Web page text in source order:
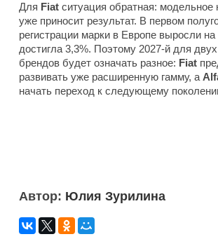
Для Fiat ситуация обратная: модельное
уже приносит результат. В первом
регистрации марки в Европе выросли
достигла 3,3%. Поэтому 2027-й для
брендов будет означать разное: Fiat
развивать уже расширенную гамму, а
начать переход к следующему
Автор: Юлия Зурилина